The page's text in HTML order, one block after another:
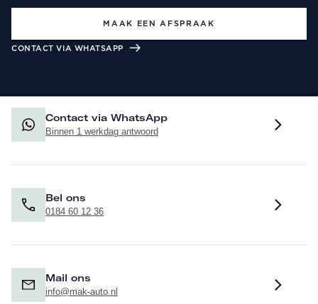
MAAK EEN AFSPRAAK
CONTACT VIA WHATSAPP
Contact via WhatsApp
Binnen 1 werkdag antwoord
Bel ons
0184 60 12 36
Mail ons
info@mak-auto.nl